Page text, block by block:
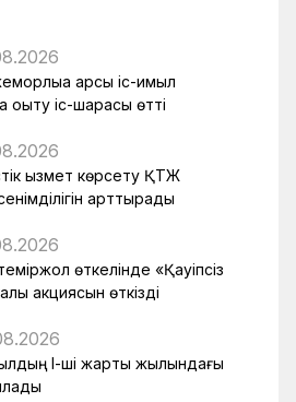
қарсы іс-қимыл
іс-шарасы өтті
қызмет көрсету ҚТЖ
арттырады
өткелінде «Қауіпсіз
акциясын өткізді
І-ші жарты жылындағы